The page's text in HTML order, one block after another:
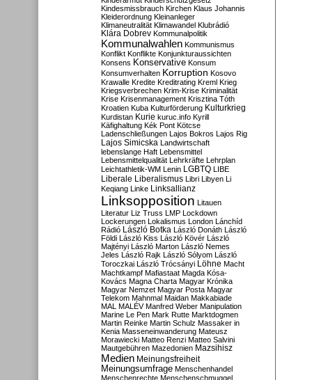
Kindesmissbrauch Kirchen Klaus Johannis
Kleiderordnung Kleinanleger
Klimaneutralität Klimawandel Klubrádió
Klára Dobrev Kommunalpolitik
Kommunalwahlen Kommunismus
Konflikt Konflikte Konjunkturaussichten
Konsens Konservative Konsum
Konsumverhalten Korruption Kosovo
Krawalle Kredite Kreditrating Kreml Krieg
Kriegsverbrechen Krim-Krise Kriminalität
Krise Krisenmanagement Krisztina Tóth
Kroatien Kuba Kulturförderung Kulturkrieg
Kurdistan Kurie kuruc.info Kyrill
Käfighaltung Kék Pont Kötcse
Ladenschließungen Lajos Bokros Lajos Rig
Lajos Simicska Landwirtschaft
lebenslange Haft Lebensmittel
Lebensmittelqualität Lehrkräfte Lehrplan
Leichtathletik-WM Lenin LGBTQ LIBE
Liberale Liberalismus Libri Libyen Li
Keqiang Linke Linksallianz
Linksopposition Litauen
Literatur Liz Truss LMP Lockdown
Lockerungen Lokalismus London Lánchíd
Rádió
László Botka László Donáth László
Földi László Kiss László Kövér László
Majtényi László Marton László Nemes
Jeles László Rajk László Sólyom László
Toroczkai László Trócsányi Löhne Macht
Machtkampf Mafiastaat Magda Kósa-
Kovács Magna Charta Magyar Krónika
Magyar Nemzet Magyar Posta Magyar
Telekom Mahnmal Maidan Makkabiade
MAL MALÉV Manfred Weber Manipulation
Marine Le Pen Mark Rutte Marktdogmen
Martin Reinke Martin Schulz Massaker in
Kenia Masseneinwanderung Mateusz
Morawiecki Matteo Renzi Matteo Salvini
Mautgebühren Mazedonien Mazsihisz
Medien Meinungsfreiheit
Meinungsumfrage Menschenhandel
Menschenrechte Menschenschmuggel